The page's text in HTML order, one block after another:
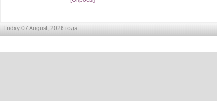
Friday 07 August, 2026 года